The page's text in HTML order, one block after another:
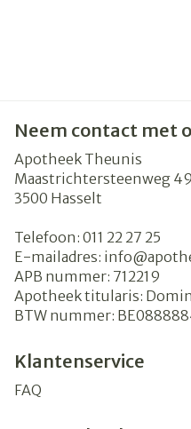
Neem contact met
Apotheek Theunis
Maastrichtersteenweg 49
3500 Hasselt
Telefoon: 011 22 27 25
E-mailadres: info@
APB nummer: 712219
Apotheek titularis:
BTW nummer:
Klantenservice
FAQ